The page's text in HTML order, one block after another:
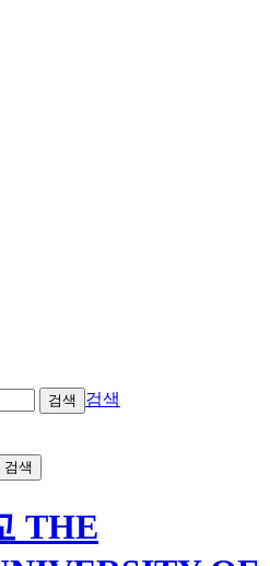
검색 검색
검색